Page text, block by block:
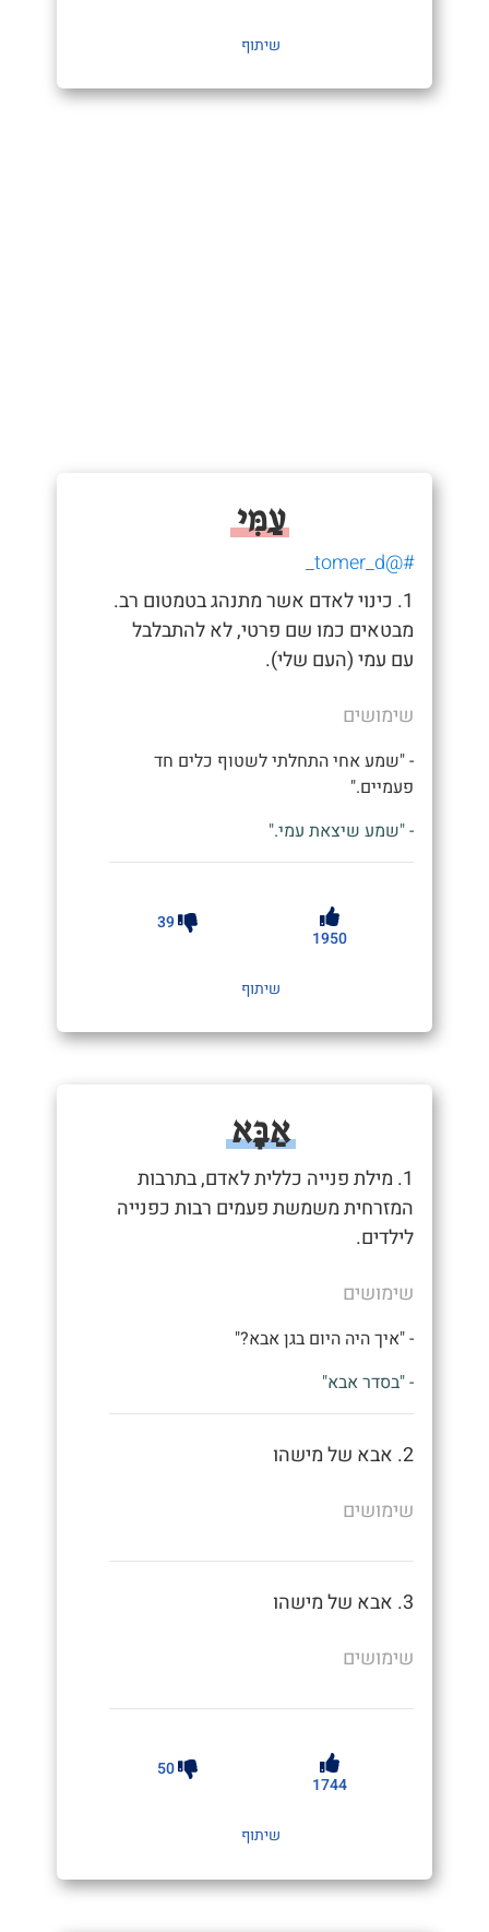
שיתוף
עַמִּי
#@tomer_d_
1. כינוי לאדם אשר מתנהג בטמטום רב.
מבטאים כמו שם פרטי, לא להתבלבל
עם עמי (העם שלי).
שימושים
- "שמע אחי התחלתי לשטוף כלים חד
פעמיים."
- "שמע שיצאת עמי."
1950
39
שיתוף
אַבָּא
1. מילת פנייה כללית לאדם, בתרבות
המזרחית משמשת פעמים רבות כפנייה
לילדים.
שימושים
- "איך היה היום בגן אבא?"
- "בסדר אבא"
2. אבא של מישהו
שימושים
3. אבא של מישהו
שימושים
1744
50
שיתוף